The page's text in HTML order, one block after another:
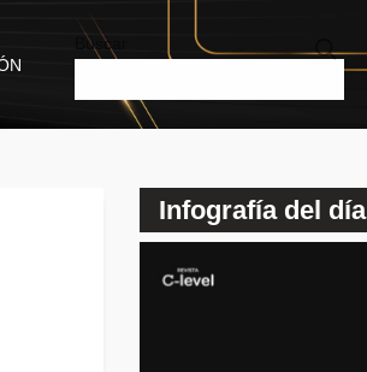
Buscar
Infografía del día